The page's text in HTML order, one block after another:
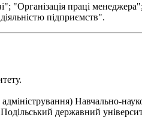
"Організація праці
підприємств".
Навчально-
державний